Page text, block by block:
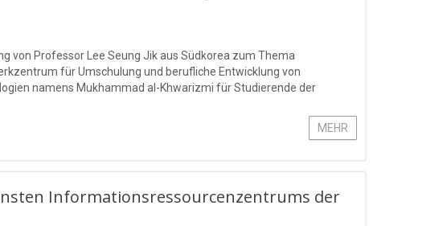
von Professor Lee Seung Jik aus Südkorea zum Thema
für Umschulung und berufliche Entwicklung von
namens Mukhammad al-Khwarizmi für Studierende der
MEHR
Informationsressourcenzentrums der